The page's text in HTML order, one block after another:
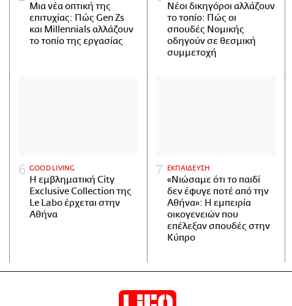
Μια νέα οπτική της
επιτυχίας: Πώς Gen Zs
και Millennials αλλάζουν
το τοπίο της εργασίας
Νέοι δικηγόροι αλλάζουν
το τοπίο: Πώς οι
σπουδές Νομικής
οδηγούν σε θεσμική
συμμετοχή
GOOD LIVING
Η εμβληματική City
Exclusive Collection της
Le Labo έρχεται στην
Αθήνα
ΕΚΠΑΙΔΕΥΣΗ
«Νιώσαμε ότι το παιδί
δεν έφυγε ποτέ από την
Αθήνα»: Η εμπειρία
οικογενειών που
επέλεξαν σπουδές στην
Κύπρο